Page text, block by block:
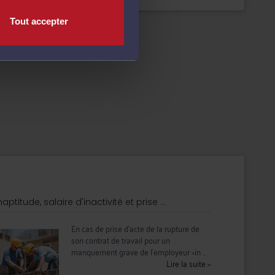
Tout accepter
salaire d'inactivité et prise ...
En cas de prise d’acte de la rupture de
son contrat de travail pour un
manquement grave de l’employeur «in ...
Lire la suite››